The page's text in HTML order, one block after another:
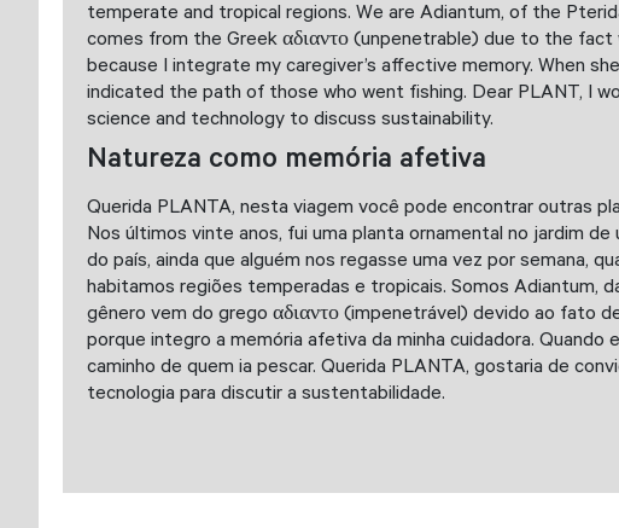
temperate and tropical regions. We are Adiantum, of the
comes from the Greek αδιαντο (unpenetrable) due to the
because I integrate my caregiver’s affective memory. When
indicated the path of those who went fishing. Dear PLANT, I
science and technology to discuss sustainability.
Natureza como memória afetiva
Querida PLANTA, nesta viagem você pode encontrar outras
Nos últimos vinte anos, fui uma planta ornamental no jardim
do país, ainda que alguém nos regasse uma vez por semana,
habitamos regiões temperadas e tropicais. Somos Adiantum,
gênero vem do grego αδιαντο (impenetrável) devido ao fato
porque integro a memória afetiva da minha cuidadora. Quando
caminho de quem ia pescar. Querida PLANTA, gostaria de
tecnologia para discutir a sustentabilidade.